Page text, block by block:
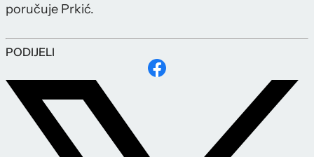
poručuje Prkić.
PODIJELI